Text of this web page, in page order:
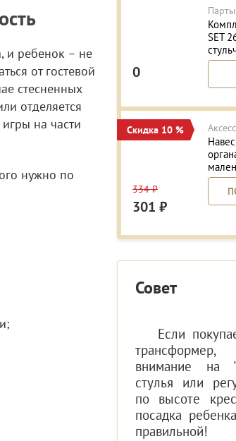
и ребенок – не
от гостевой
стесненных
отделяется
на части
нужно по
SET
0
Скидка 10 %
334 ₽
301 ₽
Совет
Если
трансформер,
внимание на
стулья или
по высоте
посадка
правильной!